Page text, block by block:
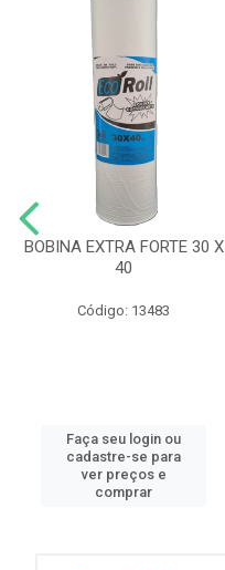
BOBINA EXTRA FORTE 30 X
40
Código: 13483
Faça seu login ou
cadastre-se para
ver preços e
comprar